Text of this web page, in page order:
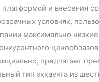
и внесения
условиях,
максимально
предлагает
тип аккаунта из